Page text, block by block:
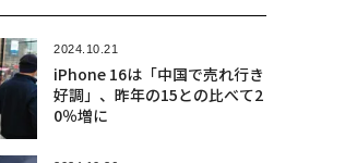
2024.10.21
iPhone 16は「中国で売れ行き
好調」、昨年の15との比べて2
0％増に